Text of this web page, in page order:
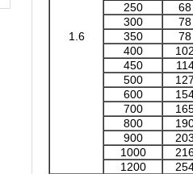
1.6
250
68
300
78
350
78
400
450
500
600
700
800
900
1000
1200